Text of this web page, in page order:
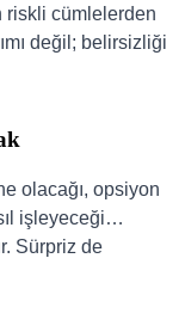
riskli cümlelerden
değil; belirsizliği
olacağı, opsiyon
işleyeceği…
Sürpriz de